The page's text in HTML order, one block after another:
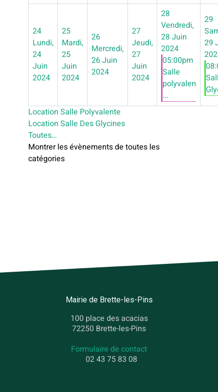
24
Lundi,
24
Juin
2024
25
Mardi,
25
Juin
2024
26
Mercredi,
26 Juin
2024
27
Jeudi,
27
Juin
2024
28
Vendredi,
28 Juin
2024
05:00pm
Salle
polyvalen
...
29
29
Location Salle Polyvalente
Location Salle Des Glycines
Toutes…
Montrer les évènements de toutes les
catégories
Mairie de Brette-les-Pins
100 place des acacias
72250 Brette-les-Pins
Formulaire de contact
02 43 75 83 08